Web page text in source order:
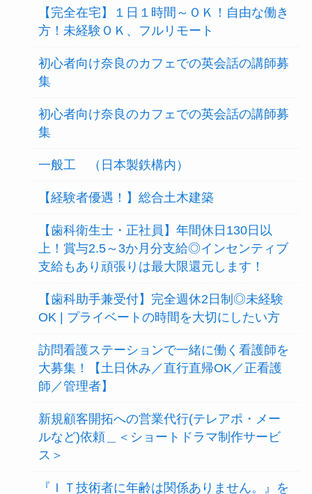
【完全在宅】１日１時間～ＯＫ！自由な働き
方！未経験ＯＫ、フルリモート
初心者向け奈良のカフェでの英会話の講師募
集
初心者向け奈良のカフェでの英会話の講師募
集
一般工 （日本製鉄構内）
【経験者優遇！】総合土木建築
【歯科衛生士・正社員】年間休日130日以
上！賞与2.5～3か月分支給◎インセンティブ
支給もあり頑張りは最大限還元します！
【歯科助手兼受付】完全週休2日制◎未経験
OK | プライベートの時間を大切にしたい方
訪問看護ステーションで一緒に働く看護師を
大募集！【土日休み／直行直帰OK／正看護
師／管理者】
新規顧客開拓への営業代行(テレアポ・メー
ルなど)依頼＿＜ショートドラマ制作サービ
ス＞
『ＩＴ技術者に年齢は関係ありません。』を